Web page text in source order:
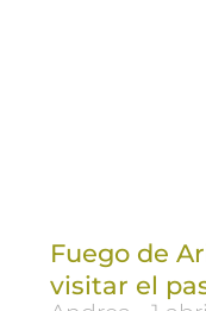
Fuego de
visitar el